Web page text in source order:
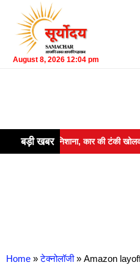
August 8, 2026 12:04 pm
बड़ी खबर
का निशाना, कार की टंकी खोलकर उठाए
Home » टेक्नोलॉजी » Amazon